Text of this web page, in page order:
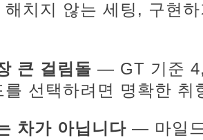
해치지 않는 세팅, 구현
큰 걸림돌 — GT 기준
를 선택하려면 명확한 취
차가 아닙니다 — 마일